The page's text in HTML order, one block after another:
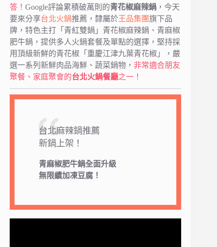
答！ Google評論累積破萬則的青花椒麻辣鍋 ，今天
要來分享台北火鍋推薦，隸屬於王品集團旗下品
牌，特色主打「青紅雙鍋」青花椒麻辣鍋、青麻椒
肥牛鍋，提供多人火鍋套餐及單點的選擇，堅持採
用頂級新鮮的青花椒「重慶江津九葉青花椒」，嚴
選一系列新鮮肉品海鮮、蔬菜鍋物， 非常適合朋友
聚餐、家庭聚會的台北火鍋餐廳之一！
台北麻辣鍋推薦
新鍋上架！
青麻椒肥牛鍋全面升級
無限續加凍豆腐！